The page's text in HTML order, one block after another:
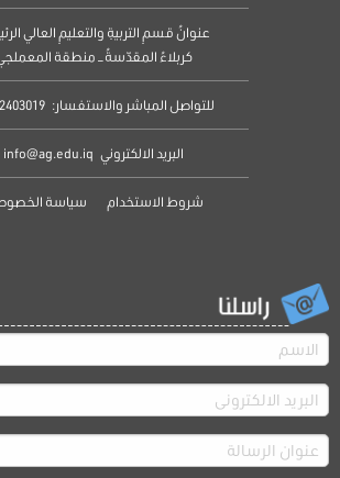
عنوانُ قسمِ التربيةِ والتعليمِ العالي
كربلاءُ المقدّسةُ – منطقة
للتواصل المباشر والاستفسار:
البريد الالكتروني info@ag.edu.iq
شروط الاستخدام سياسة